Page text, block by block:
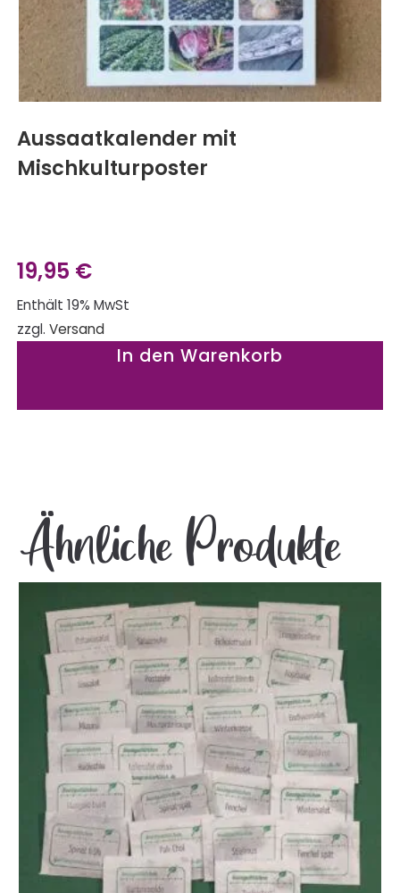
Aussaatkalender mit
Mischkulturposter
19,95 €
Enthält 19% MwSt
zzgl. Versand
In den Warenkorb
Ähnliche Produkte